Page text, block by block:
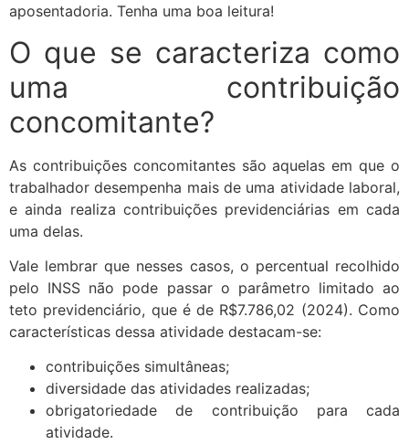
aposentadoria. Tenha uma boa leitura!
O que se caracteriza como
uma contribuição
concomitante?
As contribuições concomitantes são aquelas em que o
trabalhador desempenha mais de uma atividade laboral,
e ainda realiza contribuições previdenciárias em cada
uma delas.
Vale lembrar que nesses casos, o percentual recolhido
pelo INSS não pode passar o parâmetro limitado ao
teto previdenciário, que é de R$7.786,02 (2024). Como
características dessa atividade destacam-se:
contribuições simultâneas;
diversidade das atividades realizadas;
obrigatoriedade de contribuição para cada
atividade.